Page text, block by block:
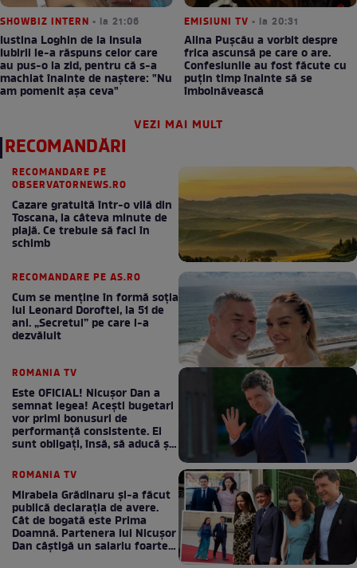
SHOWBIZ INTERN • la 21:06
Iustina Loghin de la Insula
Iubirii le-a răspuns celor care
au pus-o la zid, pentru că s-a
machiat înainte de naștere: "Nu
am pomenit așa ceva"
EMISIUNI TV • la 20:31
Alina Pușcău a vorbit despre
frica ascunsă pe care o are.
Confesiunile au fost făcute cu
puțin timp înainte să se
îmbolnăvească
VEZI MAI MULT
RECOMANDĂRI
RECOMANDARE PE
OBSERVATORNEWS.RO
Cazare gratuită într-o vilă din
Toscana, la câteva minute de
plajă. Ce trebuie să faci în
schimb
RECOMANDARE PE AS.RO
Cum se menţine în formă soţia
lui Leonard Doroftei, la 51 de
ani. „Secretul” pe care l-a
dezvăluit
ROMANIA TV
Este OFICIAL! Nicușor Dan a
semnat legea! Acești bugetari
vor primi bonusuri de
performanță consistente. Ei
sunt obligați, însă, să aducă și
ROMANIA TV
Mirabela Grădinaru și-a făcut
publică declarația de avere.
Cât de bogată este Prima
Doamnă. Partenera lui Nicușor
Dan câștigă un salariu foarte